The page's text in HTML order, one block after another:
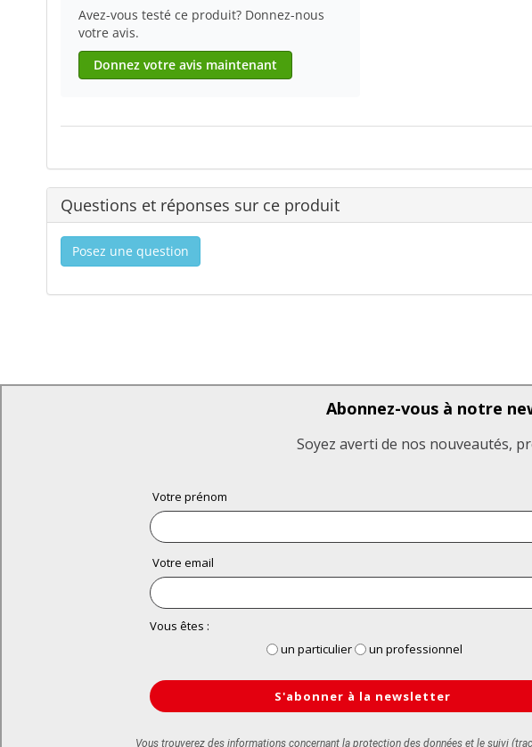
Avez-vous testé ce produit? Donnez-nous
votre avis.
Donnez votre avis maintenant
Questions et réponses sur ce produit
Posez une question